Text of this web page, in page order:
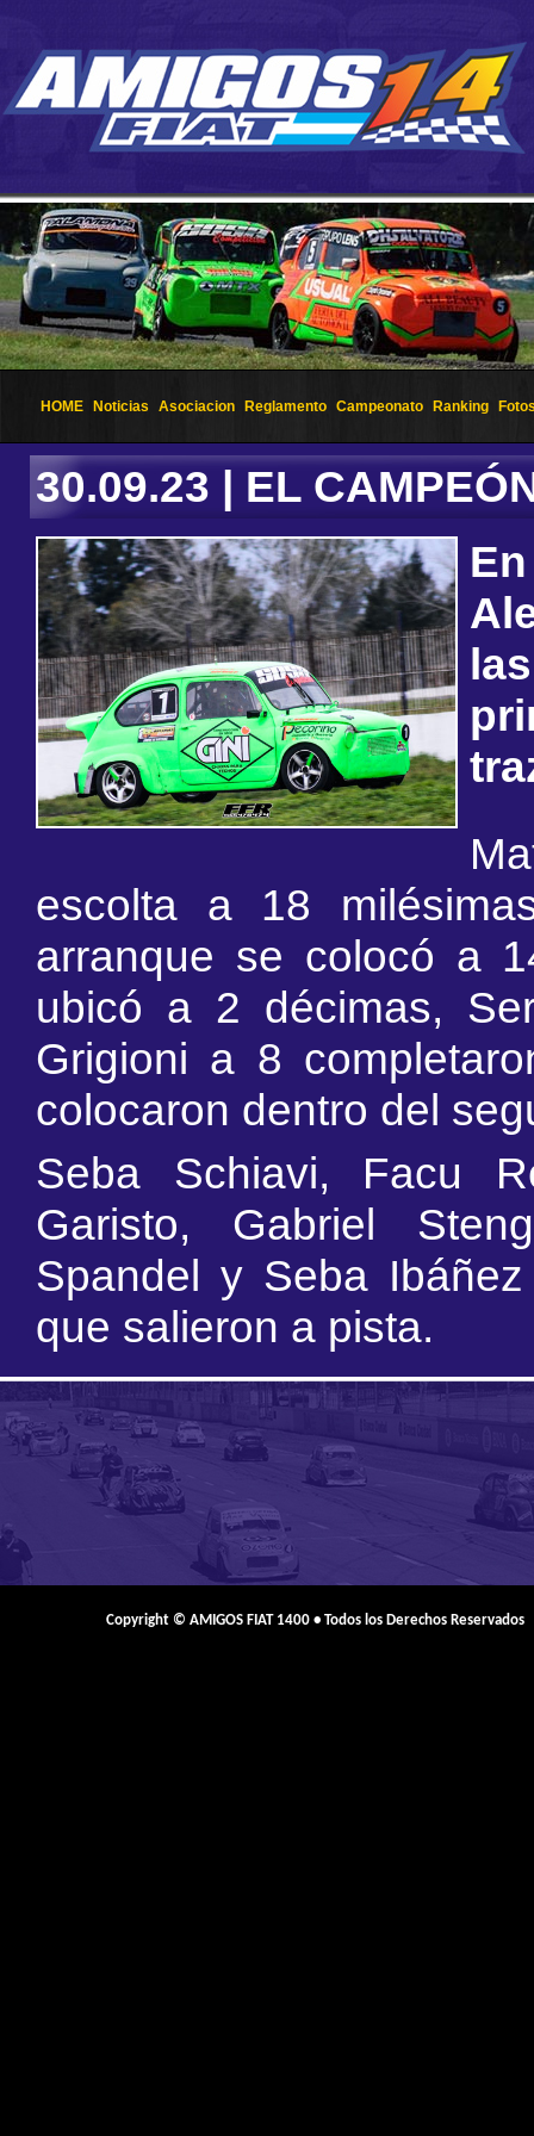
HOME Noticias Asociacion Reglamento Campeonato Ranking
30.09.23 | EL
escolta a 18
arranque se colocó a
ubicó a 2 décimas,
Grigioni a 8
colocaron dentro del
Seba Schiavi, Facu
Garisto, Gabriel
Spandel y Seba
que salieron a pista.